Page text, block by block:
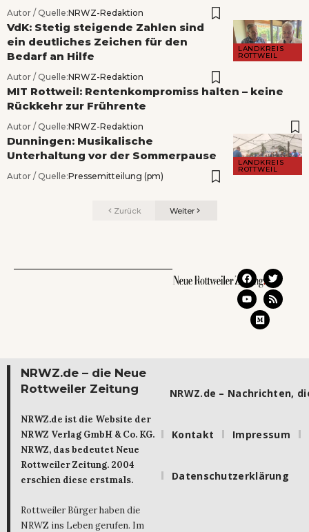
Autor / Quelle:NRWZ-Redaktion
LANDKREIS
ROTTWEIL
VdK: Stetig steigende Zahlen sind
ein deutliches Zeichen für den
Bedarf an Hilfe
Autor / Quelle:NRWZ-Redaktion
MIT Rottweil: Rentenkompromiss halten – keine
Rückkehr zur Frührente
Autor / Quelle:NRWZ-Redaktion
LANDKREIS
ROTTWEIL
Dunningen: Musikalische
Unterhaltung vor der Sommerpause
Autor / Quelle:Pressemitteilung (pm)
Zurück Weiter
NRWZ.de – die Neue
Rottweiler Zeitung
NRWZ.de ist die Website der
NRWZ Verlag GmbH & Co. KG.
NRWZ, das bedeutet Neue
Rottweiler Zeitung. 2004
erschien diese erstmals.
Rottweiler Bürger haben die
NRWZ ins Leben gerufen. Im
NRWZ.de – Nachrichten,
Kontakt Impressum
Datenschutzerklärung